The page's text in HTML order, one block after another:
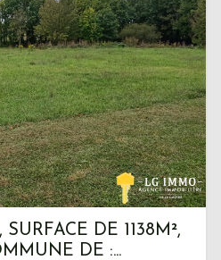
SURFACE DE 1138M²,
DE :...